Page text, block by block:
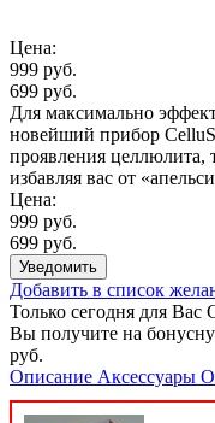
Цена:
999 руб.
699 руб.
Для максимально
новейший прибор
проявления целлюлита,
избавляя вас от
Цена:
999 руб.
699 руб.
Уведомить
Добавить в список
Только сегодня для Вас
Вы получите на
руб.
Описание Аксессуары